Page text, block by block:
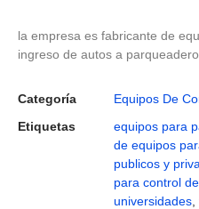
la empresa es fabricante de
ingreso de autos a
Categoría
Equipos De
Etiquetas
equipos para
de equipos
publicos y
para control
universidades